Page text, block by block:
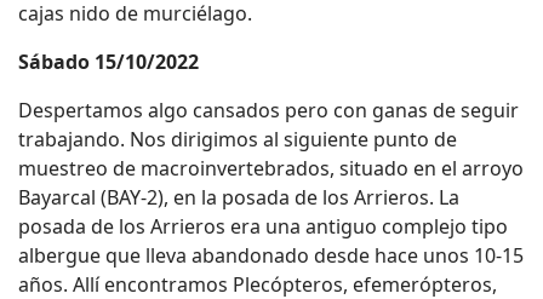
cajas nido de murciélago.
Sábado 15/10/2022
Despertamos algo cansados pero con ganas de seguir
trabajando. Nos dirigimos al siguiente punto de
muestreo de macroinvertebrados, situado en el arroyo
Bayarcal (BAY-2), en la posada de los Arrieros. La
posada de los Arrieros era una antiguo complejo tipo
albergue que lleva abandonado desde hace unos 10-15
años. Allí encontramos Plecópteros, efemerópteros,